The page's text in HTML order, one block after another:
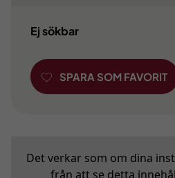
Ej sökbar
SPARA SOM FAVORIT
Det verkar som om dina
från att se detta